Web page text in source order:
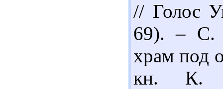
// Голос
69). – С.
храм под
кн. К.